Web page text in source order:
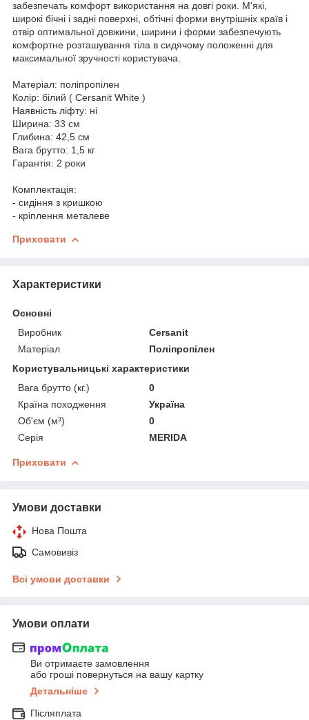
забезпечать комфорт використання на довгі роки. М'які,
широкі бічні і задні поверхні, обтічні форми внутрішніх країв і
отвір оптимальної довжини, ширини і форми забезпечують
комфортне розташування тіла в сидячому положенні для
максимальної зручності користувача.
Матеріал: поліпропілен
Колір: білий ( Cersanit White )
Наявність ліфту: ні
Ширина: 33 см
Глибина: 42,5 см
Вага брутто: 1,5 кг
Гарантія: 2 роки
Комплектація:
- сидіння з кришкою
- кріплення металеве
Приховати
Характеристики
Основні
Виробник
Cersanit
Матеріал
Поліпропілен
Користувальницькі характеристики
Вага брутто (кг.)
0
Країна походження
Україна
Об'єм (м³)
0
Серія
MERIDA
Приховати
Умови доставки
Нова Пошта
Самовивіз
Всі умови доставки
Умови оплати
Ви отримаєте замовлення
або гроші повернуться на вашу картку
Детальніше
Післяплата